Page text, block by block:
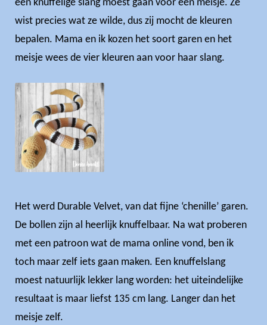
een knuffelige slang moest gaan voor een meisje. Ze
wist precies wat ze wilde, dus zij mocht de kleuren
bepalen. Mama en ik kozen het soort garen en het
meisje wees de vier kleuren aan voor haar slang.
Het werd Durable Velvet, van dat fijne ‘chenille’ garen.
De bollen zijn al heerlijk knuffelbaar. Na wat proberen
met een patroon wat de mama online vond, ben ik
toch maar zelf iets gaan maken. Een knuffelslang
moest natuurlijk lekker lang worden: het uiteindelijke
resultaat is maar liefst 135 cm lang. Langer dan het
meisje zelf.